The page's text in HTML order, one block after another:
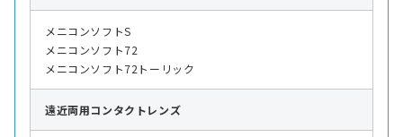
メニコンソフトS
メニコンソフト72
メニコンソフト72トーリック
遠近両用コンタクトレンズ